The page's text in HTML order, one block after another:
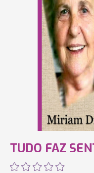
TUDO FAZ